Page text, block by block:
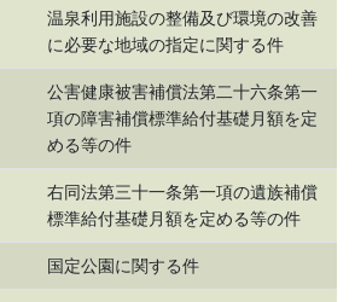
温泉利用施設の整備及び環境の改善
に必要な地域の指定に関する件
公害健康被害補償法第二十六条第一
項の障害補償標準給付基礎月額を定
める等の件
右同法第三十一条第一項の遺族補償
標準給付基礎月額を定める等の件
国定公園に関する件